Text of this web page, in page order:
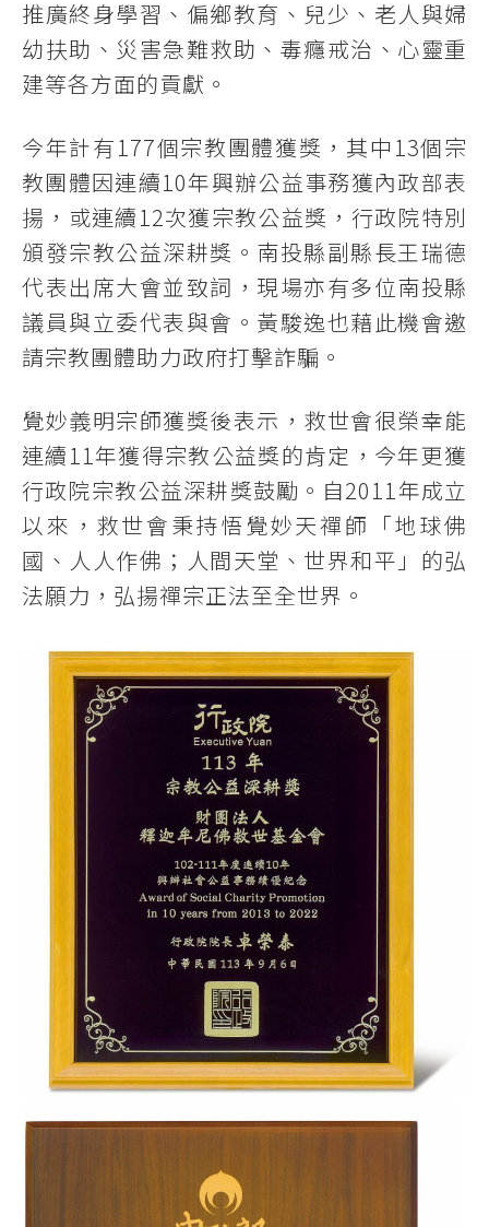
推廣終身學習、偏鄉教育、兒少、老人與婦
幼扶助、災害急難救助、毒癮戒治、心靈重
建等各方面的貢獻。
今年計有177個宗教團體獲獎，其中13個宗
教團體因連續10年興辦公益事務獲內政部表
揚，或連續12次獲宗教公益獎，行政院特別
頒發宗教公益深耕獎。南投縣副縣長王瑞德
代表出席大會並致詞，現場亦有多位南投縣
議員與立委代表與會。黃駿逸也藉此機會邀
請宗教團體助力政府打擊詐騙。
覺妙義明宗師獲獎後表示，救世會很榮幸能
連續11年獲得宗教公益獎的肯定，今年更獲
行政院宗教公益深耕獎鼓勵。自2011年成立
以來，救世會秉持悟覺妙天禪師「地球佛
國、人人作佛；人間天堂、世界和平」的弘
法願力，弘揚禪宗正法至全世界。